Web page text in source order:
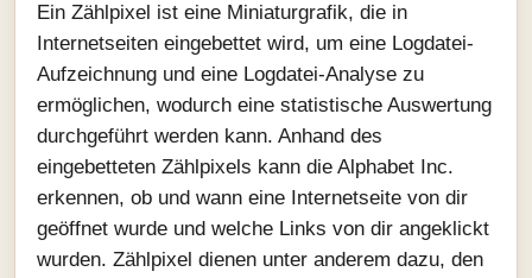
Ein Zählpixel ist eine Miniaturgrafik, die in
Internetseiten eingebettet wird, um eine Logdatei-
Aufzeichnung und eine Logdatei-Analyse zu
ermöglichen, wodurch eine statistische Auswertung
durchgeführt werden kann. Anhand des
eingebetteten Zählpixels kann die Alphabet Inc.
erkennen, ob und wann eine Internetseite von dir
geöffnet wurde und welche Links von dir angeklickt
wurden. Zählpixel dienen unter anderem dazu, den